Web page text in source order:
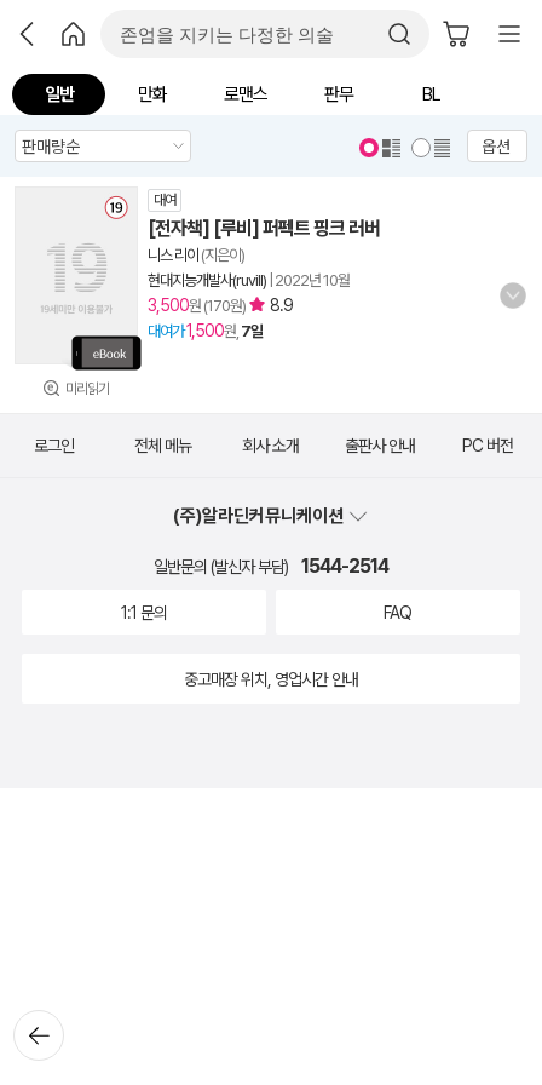
일반 만화 로맨스 판무 BL
옵션
미리읽기
대여
[전자책] [루비] 퍼펙트 핑크 러버
니스 리이 (지은이)
현대지능개발사(ruvill) 2022년 10월
3,500원 (170원) 8.9
대여가1,500원, 7일
뒤로가
기
로그인 전체 메뉴 회사 소개 출판사 안내 PC 버전
(주)알라딘커뮤니케이션
일반문의 (발신자 부담) 1544-2514
1:1 문의 FAQ
중고매장 위치, 영업시간 안내